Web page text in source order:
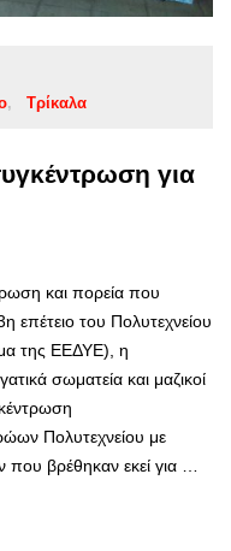
Τρίκαλα
για
και πορεία που
επέτειο του Πολυτεχνείου
της ΕΕΔΥΕ), η
σωματεία και μαζικοί
Πολυτεχνείου με
βρέθηκαν εκεί για …